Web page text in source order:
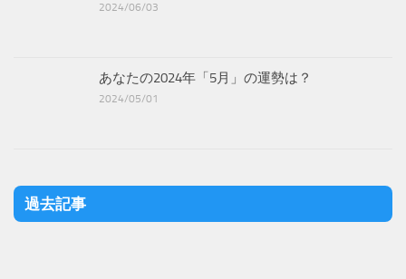
2024/06/03
あなたの2024年「5月」の運勢は？
2024/05/01
過去記事